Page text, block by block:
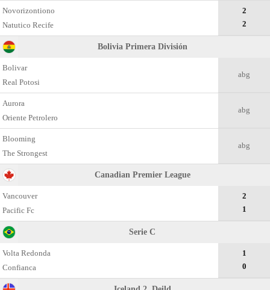
Novorizontiono
Natutico Recife
2
2
Bolivia Primera División
Bolivar
Real Potosi
abg
Aurora
Oriente Petrolero
abg
Blooming
The Strongest
abg
Canadian Premier League
Vancouver
Pacific Fc
2
1
Serie C
Volta Redonda
Confianca
1
0